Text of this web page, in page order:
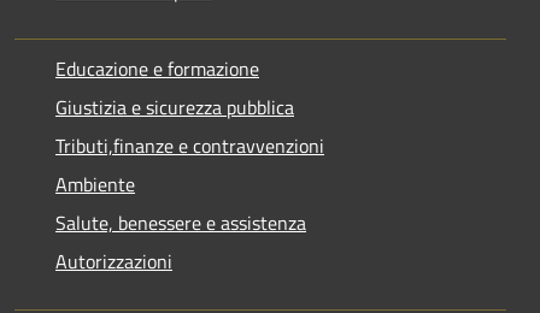
Educazione e formazione
Giustizia e sicurezza pubblica
Tributi,finanze e contravvenzioni
Ambiente
Salute, benessere e assistenza
Autorizzazioni